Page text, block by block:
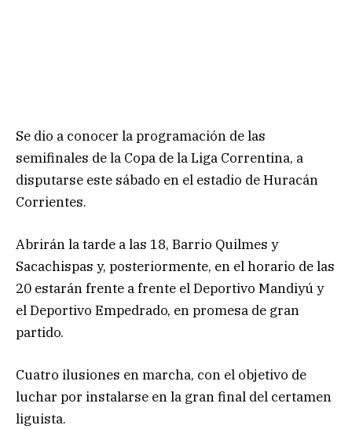
Se dio a conocer la programación de las
semifinales de la Copa de la Liga Correntina, a
disputarse este sábado en el estadio de Huracán
Corrientes.
Abrirán la tarde a las 18, Barrio Quilmes y
Sacachispas y, posteriormente, en el horario de las
20 estarán frente a frente el Deportivo Mandiyú y
el Deportivo Empedrado, en promesa de gran
partido.
Cuatro ilusiones en marcha, con el objetivo de
luchar por instalarse en la gran final del certamen
liguista.